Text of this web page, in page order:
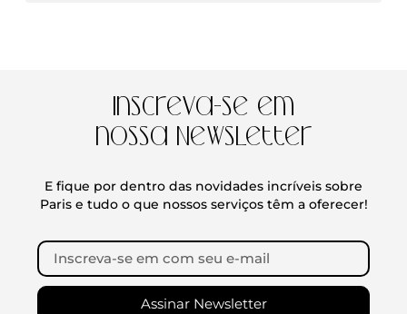
Inscreva-se em
nossa Newsletter
E fique por dentro das novidades incríveis sobre
Paris e tudo o que nossos serviços têm a oferecer!
Assinar Newsletter